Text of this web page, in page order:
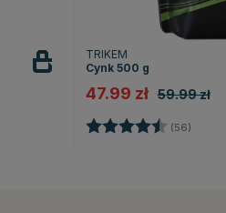
TRIKEM
Cynk 500 g
47.99 zł 59.99 zł
Ocena: (56)